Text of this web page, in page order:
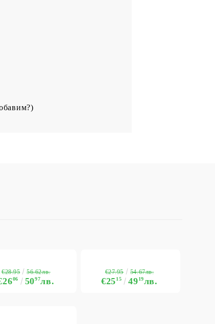
06 5097лв.
€28.95 56.62лв.
€2515 4919лв.
€27.95 54.67лв.